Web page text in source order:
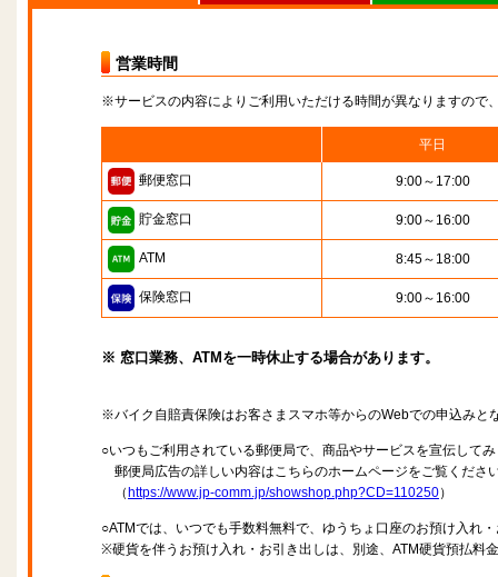
営業時間
※サービスの内容によりご利用いただける時間が異なりますので
平日
郵便窓口 9:00～17:00
貯金窓口 9:00～16:00
ATM 8:45～18:00
保険窓口 9:00～16:00
※ 窓口業務、ATMを一時休止する場合があります。
※バイク自賠責保険はお客さまスマホ等からのWebでの申込みと
○いつもご利用されている郵便局で、商品やサービスを宣伝して
郵便局広告の詳しい内容はこちらのホームページをご覧くださ
（ https://www.jp-comm.jp/showshop.php?CD=110250）
○ATMでは、いつでも手数料無料で、ゆうちょ口座のお預け入れ
※硬貨を伴うお預け入れ・お引き出しは、別途、ATM硬貨預払料